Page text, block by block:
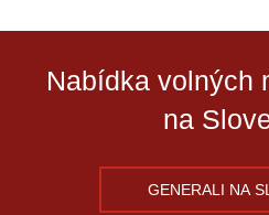
Nabídka volných
na
GENERALI NA